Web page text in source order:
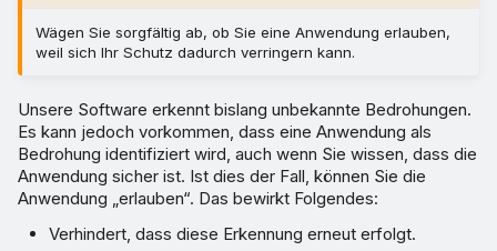
Wägen Sie sorgfältig ab, ob Sie eine Anwendung erlauben,
weil sich Ihr Schutz dadurch verringern kann.
Unsere Software erkennt bislang unbekannte Bedrohungen.
Es kann jedoch vorkommen, dass eine Anwendung als
Bedrohung identifiziert wird, auch wenn Sie wissen, dass die
Anwendung sicher ist. Ist dies der Fall, können Sie die
Anwendung „erlauben“. Das bewirkt Folgendes:
Verhindert, dass diese Erkennung erneut erfolgt.